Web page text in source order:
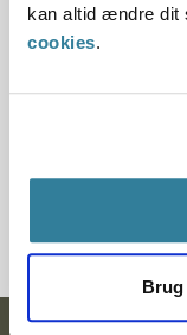
kan altid ændre dit
cookies.
Brug
Paragraf